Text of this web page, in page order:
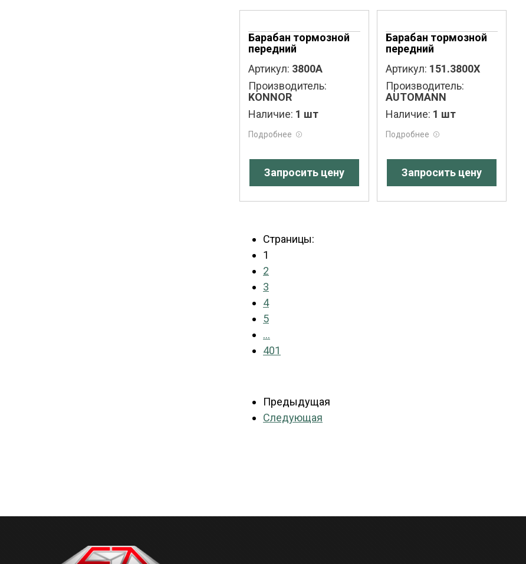
Барабан тормозной
передний
Артикул: 3800A
Производитель:
KONNOR
Наличие: 1 шт
Подробнее
Запросить цену
Барабан тормозной
передний
Артикул: 151.3800X
Производитель:
AUTOMANN
Наличие: 1 шт
Подробнее
Запросить цену
Страницы:
1
2
3
4
5
...
401
Предыдущая
Следующая